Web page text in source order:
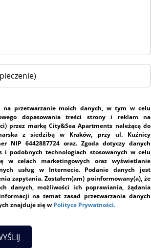
na przetwarzanie moich danych, w tym w celu
dopasowania treści strony i reklam na
przez markę City&Sea Apartments należącą do
z siedzibą w Kraków, przy ul. Kuźnicy
NIP 6442887724 oraz. Zgoda dotyczy danych
i podobnych technologiach stosowanych w celu
w celach marketingowych oraz wyświetlanie
usług w Internecie. Podanie danych jest
zapytania. Zostałem(am) poinformowany(a), że
danych, możliwości ich poprawiania, żądania
na temat zasad przetwarzania danych
znajduje się w Polityce Prywatności.